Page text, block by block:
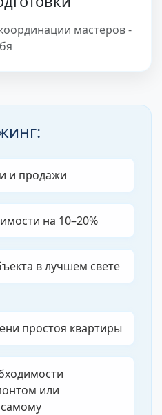
мастеров -
и продажи
на 10–20%
в лучшем свете
простоя квартиры
или